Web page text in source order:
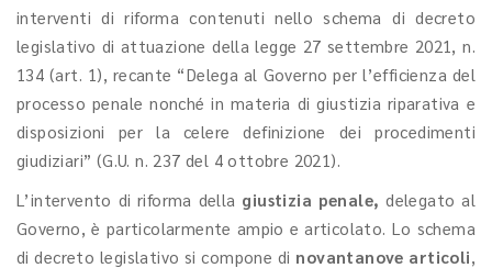
interventi di riforma contenuti nello schema di decreto
legislativo di attuazione della legge 27 settembre 2021, n.
134 (art. 1), recante “Delega al Governo per l’efficienza del
processo penale nonché in materia di giustizia riparativa e
disposizioni per la celere definizione dei procedimenti
giudiziari” (G.U. n. 237 del 4 ottobre 2021).
L’intervento di riforma della giustizia penale, delegato al
Governo, è particolarmente ampio e articolato. Lo schema
di decreto legislativo si compone di novantanove articoli,